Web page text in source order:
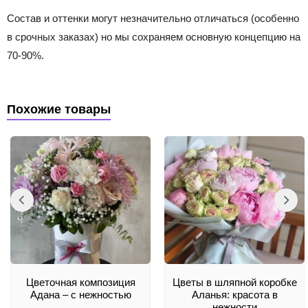
Состав и оттенки могут незначительно отличаться (особенно
в срочных заказах) но мы сохраняем основную концепцию на
70-90%.
Похожие товары
Цветочная композиция
Адана – с нежностью
Цветы в шляпной коробке
Аланья: красота в